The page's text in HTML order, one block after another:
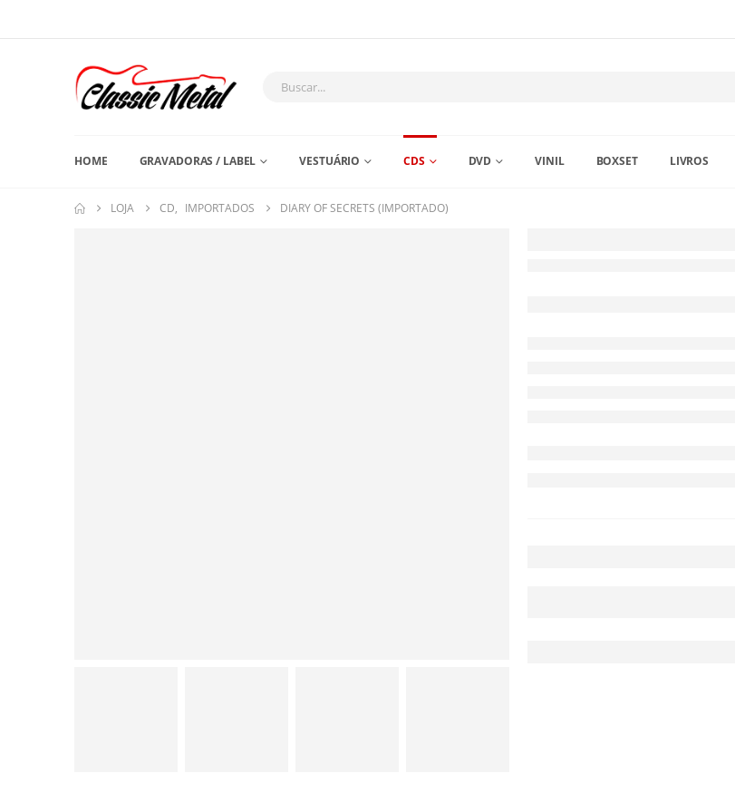
HOME GRAVADORAS / LABEL VESTUÁRIO CDS DVD VINIL BOXSET LIVROS
LOJA CD, IMPORTADOS DIARY OF SECRETS (IMPORTADO)